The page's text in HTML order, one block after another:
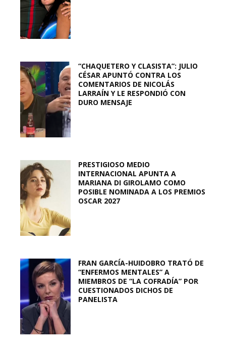
“CHAQUETERO Y CLASISTA”: JULIO
CÉSAR APUNTÓ CONTRA LOS
COMENTARIOS DE NICOLÁS
LARRAÍN Y LE RESPONDIÓ CON
DURO MENSAJE
PRESTIGIOSO MEDIO
INTERNACIONAL APUNTA A
MARIANA DI GIROLAMO COMO
POSIBLE NOMINADA A LOS PREMIOS
OSCAR 2027
FRAN GARCÍA-HUIDOBRO TRATÓ DE
“ENFERMOS MENTALES” A
MIEMBROS DE “LA COFRADÍA” POR
CUESTIONADOS DICHOS DE
PANELISTA